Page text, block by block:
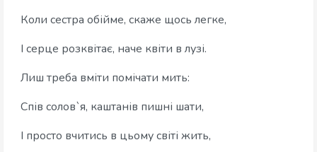
Коли сестра обійме, скаже щось легке,
І серце розквітає, наче квіти в лузі.
Лиш треба вміти помічати мить:
Спів солов`я, каштанів пишні шати,
І просто вчитись в цьому світі жить,